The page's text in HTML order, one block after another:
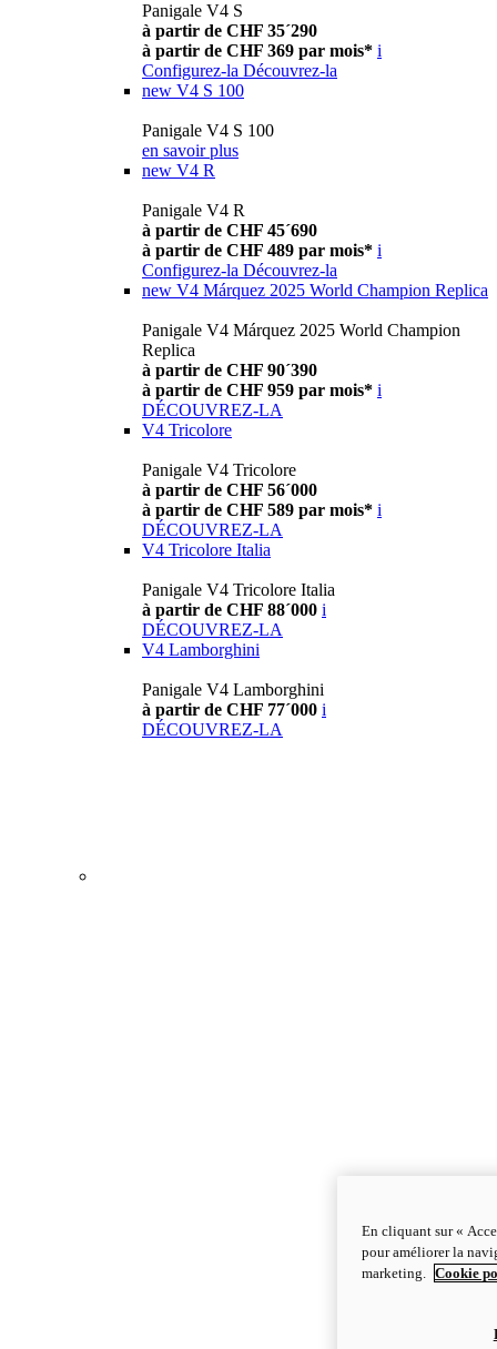
Panigale V4 S
à partir de CHF 35´290
à partir de CHF 369 par mois* i
Configurez-la Découvrez-la
new V4 S 100
Panigale V4 S 100
en savoir plus
new V4 R
Panigale V4 R
à partir de CHF 45´690
à partir de CHF 489 par mois* i
Configurez-la Découvrez-la
new V4 Márquez 2025 World Champion Replica
Panigale V4 Márquez 2025 World Champion
Replica
à partir de CHF 90´390
à partir de CHF 959 par mois* i
DÉCOUVREZ-LA
V4 Tricolore
Panigale V4 Tricolore
à partir de CHF 56´000
à partir de CHF 589 par mois* i
DÉCOUVREZ-LA
V4 Tricolore Italia
Panigale V4 Tricolore Italia
à partir de CHF 88´000 i
DÉCOUVREZ-LA
V4 Lamborghini
Panigale V4 Lamborghini
à partir de CHF 77´000 i
DÉCOUVREZ-LA
En cliquant sur «
pour améliorer la
marketing.
Cookie